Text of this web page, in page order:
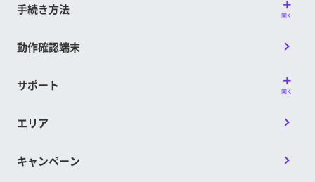
手続き方法 開く
動作確認端末
サポート 開く
エリア
キャンペーン